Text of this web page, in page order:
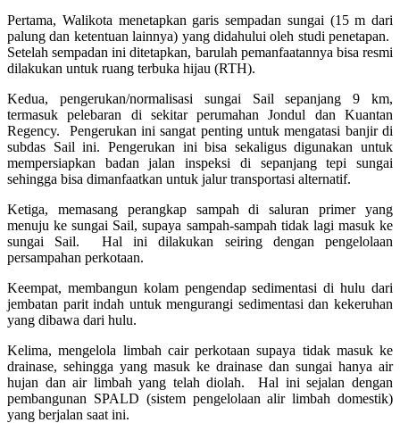
Pertama, Walikota menetapkan garis sempadan sungai (15 m dari
palung dan ketentuan lainnya) yang didahului oleh studi penetapan.
Setelah sempadan ini ditetapkan, barulah pemanfaatannya bisa resmi
dilakukan untuk ruang terbuka hijau (RTH).
Kedua, pengerukan/normalisasi sungai Sail sepanjang 9 km,
termasuk pelebaran di sekitar perumahan Jondul dan Kuantan
Regency. Pengerukan ini sangat penting untuk mengatasi banjir di
subdas Sail ini. Pengerukan ini bisa sekaligus digunakan untuk
mempersiapkan badan jalan inspeksi di sepanjang tepi sungai
sehingga bisa dimanfaatkan untuk jalur transportasi alternatif.
Ketiga, memasang perangkap sampah di saluran primer yang
menuju ke sungai Sail, supaya sampah-sampah tidak lagi masuk ke
sungai Sail. Hal ini dilakukan seiring dengan pengelolaan
persampahan perkotaan.
Keempat, membangun kolam pengendap sedimentasi di hulu dari
jembatan parit indah untuk mengurangi sedimentasi dan kekeruhan
yang dibawa dari hulu.
Kelima, mengelola limbah cair perkotaan supaya tidak masuk ke
drainase, sehingga yang masuk ke drainase dan sungai hanya air
hujan dan air limbah yang telah diolah. Hal ini sejalan dengan
pembangunan SPALD (sistem pengelolaan alir limbah domestik)
yang berjalan saat ini.